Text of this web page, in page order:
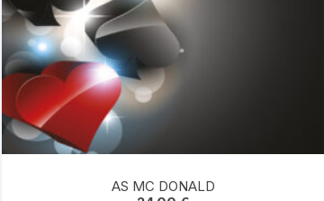
AS MC DONALD